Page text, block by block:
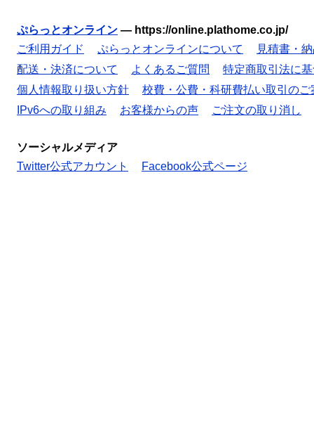
ぷらっとオンライン — https://online.plathome.co.jp/
ご利用ガイド
ぷらっとオンラインについて
見積書・
配送・決済について
よくあるご質問
特定商取引法に
個人情報取り扱い方針
校費・公費・科研費払い取引のご
IPv6への取り組み
お客様からの声 ご注文の取り消し
ソーシャルメディア
Twitter公式アカウント
Facebook公式ページ